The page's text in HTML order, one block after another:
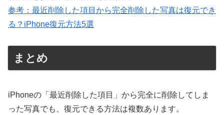
参考：最近削除した項目から完全削除した写真は復元でき
る？iPhone復元方法5選
まとめ
iPhoneの「最近削除した項目」から完全に削除してしま
った写真でも、復元できる方法は複数あります。